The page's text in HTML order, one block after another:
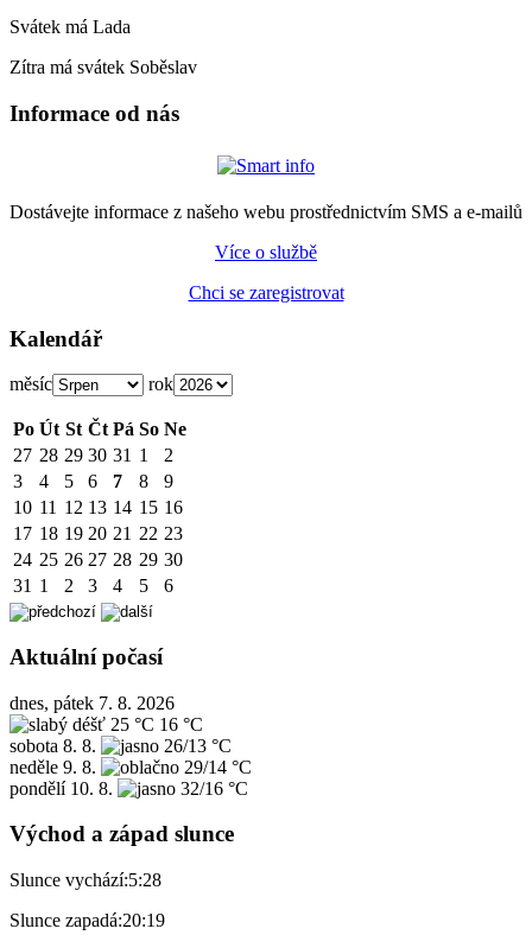
Svátek má Lada
Zítra má svátek Soběslav
Informace od nás
Dostávejte informace z našeho webu prostřednictvím SMS a e-mailů
Více o službě
Chci se zaregistrovat
Kalendář
měsíc rok
Po Út St Čt Pá So Ne
27 28 29 30 31 1
2
3
4 5 6 7 8
9
10 11 12 13 14 15 16
17 18 19 20 21 22 23
24 25 26 27 28 29 30
31 1 2 3 4 5 6
Aktuální počasí
dnes, pátek 7. 8. 2026
25 °C 16 °C
sobota 8. 8.
26/13 °C
neděle 9. 8.
29/14 °C
pondělí 10. 8. 32/16 °C
Východ a západ slunce
Slunce vychází:5:28
Slunce zapadá:20:19